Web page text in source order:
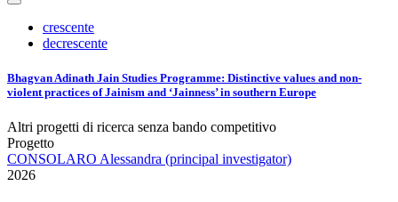
crescente
decrescente
Bhagvan Adinath Jain Studies Programme: Distinctive values and non-
violent practices of Jainism and ‘Jainness’ in southern Europe
Altri progetti di ricerca senza bando competitivo
Progetto
CONSOLARO Alessandra (principal investigator)
2026